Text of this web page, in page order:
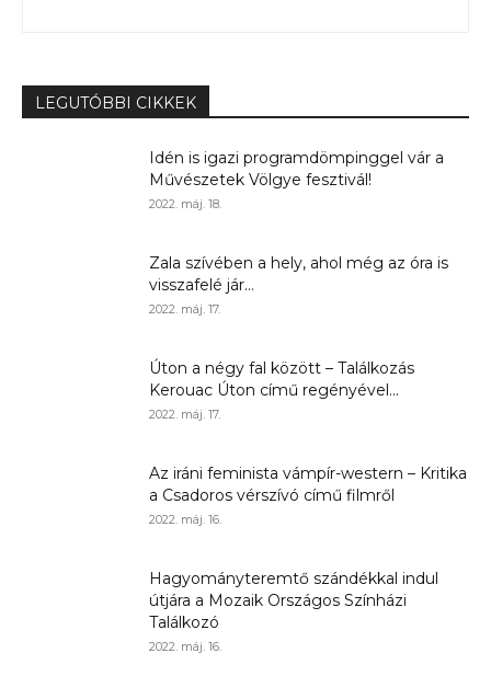
LEGUTÓBBI CIKKEK
Idén is igazi programdömpinggel vár a
Művészetek Völgye fesztivál!
2022. máj. 18.
Zala szívében a hely, ahol még az óra is
visszafelé jár...
2022. máj. 17.
Úton a négy fal között – Találkozás
Kerouac Úton című regényével...
2022. máj. 17.
Az iráni feminista vámpír-western – Kritika
a Csadoros vérszívó című filmről
2022. máj. 16.
Hagyományteremtő szándékkal indul
útjára a Mozaik Országos Színházi
Találkozó
2022. máj. 16.